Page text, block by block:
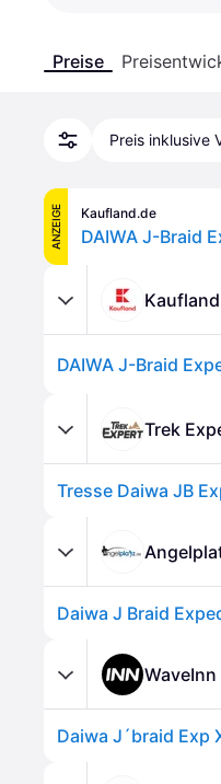
Preise
Preis inklusive
ANZEIGE Kaufland.de
Trek
Tresse Daiwa JB
Daiwa J Braid
WaveInn
Daiwa J´braid Exp